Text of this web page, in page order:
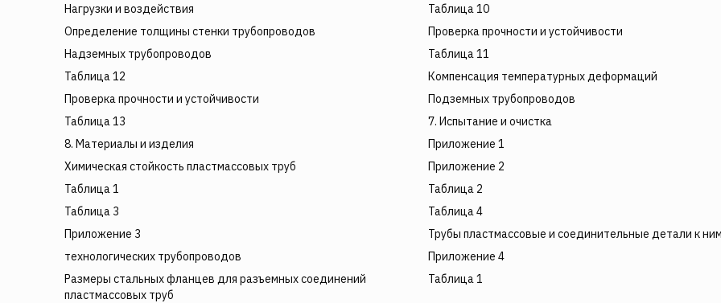
Нагрузки и воздействия
Таблица 10
Определение толщины стенки трубопроводов
Проверка прочности и устойчивости
Надземных трубопроводов
Таблица 11
Таблица 12
Компенсация температурных деформаций
Проверка прочности и устойчивости
Подземных трубопроводов
Таблица 13
7. Испытание и очистка
8. Материалы и изделия
Приложение 1
Химическая стойкость пластмассовых труб
Приложение 2
Таблица 1
Таблица 2
Таблица 3
Таблица 4
Приложение 3
Трубы пластмассовые и соединительные детали к
технологических трубопроводов
Приложение 4
Размеры стальных фланцев для разъемных соединений
пластмассовых труб
Таблица 1